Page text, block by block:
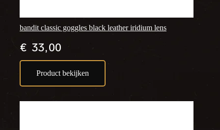
bandit classic goggles black leather iridium lens
€33,00
Product bekijken